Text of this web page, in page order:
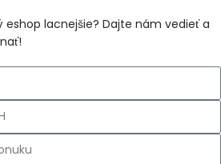
lacnejšie? Dajte nám vedieť a